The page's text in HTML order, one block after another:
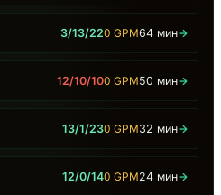
3/13/220 GPM64 мин→
12/10/100 GPM50 мин→
13/1/230 GPM32 мин→
12/0/140 GPM24 мин→